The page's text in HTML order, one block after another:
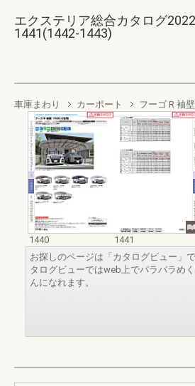
エクステリア総合カタログ
1441(1442-1443)
車庫まわり カーポート フーゴ R 袖
1440
1441
お探しのページは「カタログビュー」
タログビューではweb上でパラパラめ
んになれます。